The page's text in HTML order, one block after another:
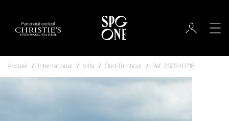
Partenariat exclusif
Accueil International Villa Oud-Turnhout Réf. 257540718